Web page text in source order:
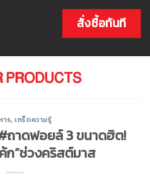
สั่งซื้อทันที
าร,เกร็ดความรู้
ถาดฟอยล์ 3 ขนาดฮิต!
ก”ช่วงคริสต์มาส